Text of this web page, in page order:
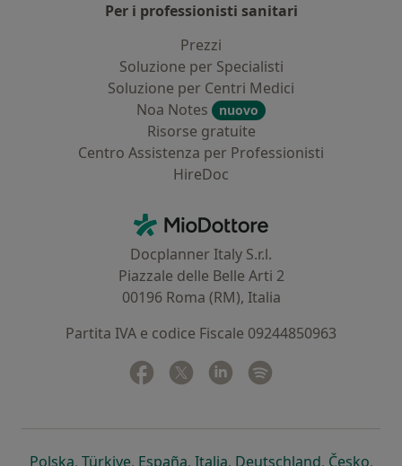
Per i professionisti sanitari
Prezzi
Soluzione per Specialisti
Soluzione per Centri Medici
Noa Notes
nuovo
Risorse gratuite
Centro Assistenza per Professionisti
HireDoc
MioDottore - Homepage
Docplanner Italy S.r.l.
Piazzale delle Belle Arti 2
00196 Roma (RM), Italia
Partita IVA e codice Fiscale 09244850963
Facebook
si apre in una nuova scheda
Twitter
si apre in una nuova scheda
Linkedin
si apre in una nuova
Polskasi apre in una nuova scheda
, Türkiyesi apre in una nuova scheda
, Españasi apre in una nuova scheda
, Italiasi apre in una nuova
, Deutschlandsi apre in
, Českosi
,